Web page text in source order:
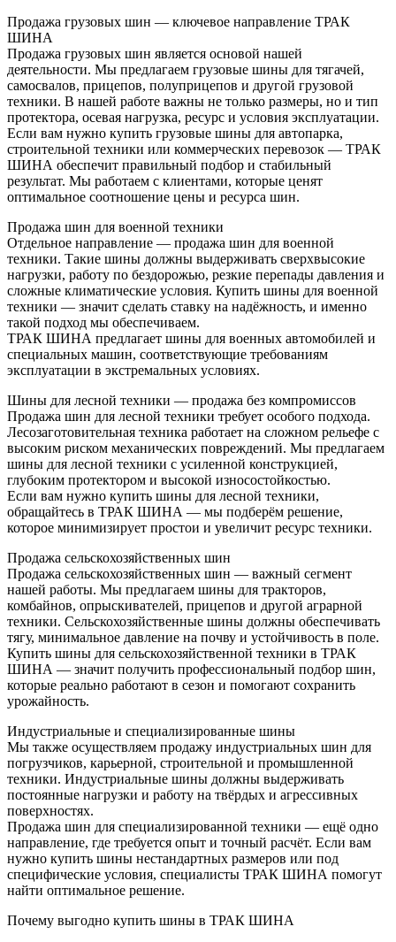
Продажа грузовых шин — ключевое направление ТРАК
ШИНА
Продажа грузовых шин является основой нашей
деятельности. Мы предлагаем грузовые шины для тягачей,
самосвалов, прицепов, полуприцепов и другой грузовой
техники. В нашей работе важны не только размеры, но и тип
протектора, осевая нагрузка, ресурс и условия эксплуатации.
Если вам нужно купить грузовые шины для автопарка,
строительной техники или коммерческих перевозок — ТРАК
ШИНА обеспечит правильный подбор и стабильный
результат. Мы работаем с клиентами, которые ценят
оптимальное соотношение цены и ресурса шин.
Продажа шин для военной техники
Отдельное направление — продажа шин для военной
техники. Такие шины должны выдерживать сверхвысокие
нагрузки, работу по бездорожью, резкие перепады давления и
сложные климатические условия. Купить шины для военной
техники — значит сделать ставку на надёжность, и именно
такой подход мы обеспечиваем.
ТРАК ШИНА предлагает шины для военных автомобилей и
специальных машин, соответствующие требованиям
эксплуатации в экстремальных условиях.
Шины для лесной техники — продажа без компромиссов
Продажа шин для лесной техники требует особого подхода.
Лесозаготовительная техника работает на сложном рельефе с
высоким риском механических повреждений. Мы предлагаем
шины для лесной техники с усиленной конструкцией,
глубоким протектором и высокой износостойкостью.
Если вам нужно купить шины для лесной техники,
обращайтесь в ТРАК ШИНА — мы подберём решение,
которое минимизирует простои и увеличит ресурс техники.
Продажа сельскохозяйственных шин
Продажа сельскохозяйственных шин — важный сегмент
нашей работы. Мы предлагаем шины для тракторов,
комбайнов, опрыскивателей, прицепов и другой аграрной
техники. Сельскохозяйственные шины должны обеспечивать
тягу, минимальное давление на почву и устойчивость в поле.
Купить шины для сельскохозяйственной техники в ТРАК
ШИНА — значит получить профессиональный подбор шин,
которые реально работают в сезон и помогают сохранить
урожайность.
Индустриальные и специализированные шины
Мы также осуществляем продажу индустриальных шин для
погрузчиков, карьерной, строительной и промышленной
техники. Индустриальные шины должны выдерживать
постоянные нагрузки и работу на твёрдых и агрессивных
поверхностях.
Продажа шин для специализированной техники — ещё одно
направление, где требуется опыт и точный расчёт. Если вам
нужно купить шины нестандартных размеров или под
специфические условия, специалисты ТРАК ШИНА помогут
найти оптимальное решение.
Почему выгодно купить шины в ТРАК ШИНА